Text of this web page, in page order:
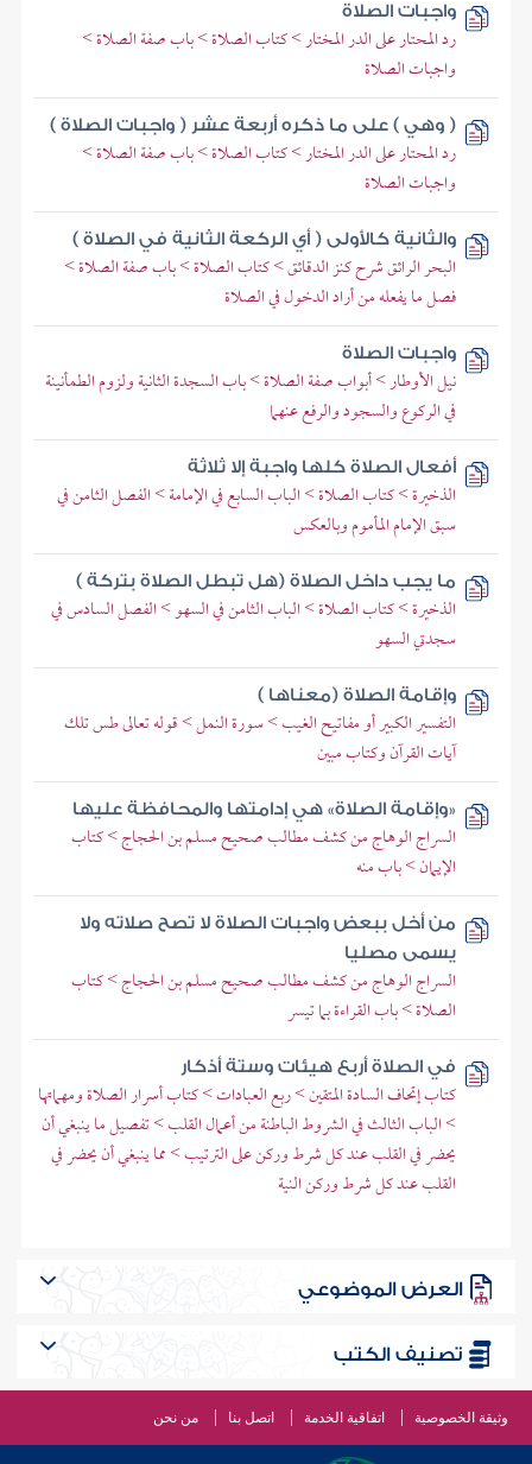
واجبات الصلاة
رد المحتار على الدر المختار > كتاب الصلاة > باب صفة الصلاة >
واجبات الصلاة
( وهي ) على ما ذكره أربعة عشر ( واجبات الصلاة )
رد المحتار على الدر المختار > كتاب الصلاة > باب صفة الصلاة >
واجبات الصلاة
والثانية كالأولى ( أي الركعة الثانية في الصلاة )
البحر الرائق شرح كنز الدقائق > كتاب الصلاة > باب صفة الصلاة >
فصل ما يفعله من أراد الدخول في الصلاة
واجبات الصلاة
نيل الأوطار > أبواب صفة الصلاة > باب السجدة الثانية ولزوم الطمأنينة
في الركوع والسجود والرفع عنهما
أفعال الصلاة كلها واجبة إلا ثلاثة
الذخيرة > كتاب الصلاة > الباب السابع في الإمامة > الفصل الثامن في
سبق الإمام المأموم وبالعكس
ما يجب داخل الصلاة (هل تبطل الصلاة بتركة )
الذخيرة > كتاب الصلاة > الباب الثامن في السهو > الفصل السادس في
سجدتي السهو
وإقامة الصلاة (معناها )
التفسير الكبير أو مفاتيح الغيب > سورة النمل > قوله تعالى طس تلك
آيات القرآن وكتاب مبين
«وإقامة الصلاة» هي إدامتها والمحافظة عليها
السراج الوهاج من كشف مطالب صحيح مسلم بن الحجاج > كتاب
الإيمان > باب منه
من أخل ببعض واجبات الصلاة لا تصح صلاته ولا
يسمى مصليا
السراج الوهاج من كشف مطالب صحيح مسلم بن الحجاج > كتاب
الصلاة > باب القراءة بما تيسر
في الصلاة أربع هيئات وستة أذكار
كتاب إتحاف السادة المتقين > ربع العبادات > كتاب أسرار الصلاة ومهماتها
> الباب الثالث في الشروط الباطنة من أعمال القلب > تفصيل ما ينبغي أن
يحضر في القلب عند كل شرط وركن على الترتيب > مما ينبغي أن يحضر في
القلب عند كل شرط وركن النية
العرض الموضوعي
تصنيف الكتب
وثيقة الخصوصية اتفاقية الخدمة اتصل بنا من نحن